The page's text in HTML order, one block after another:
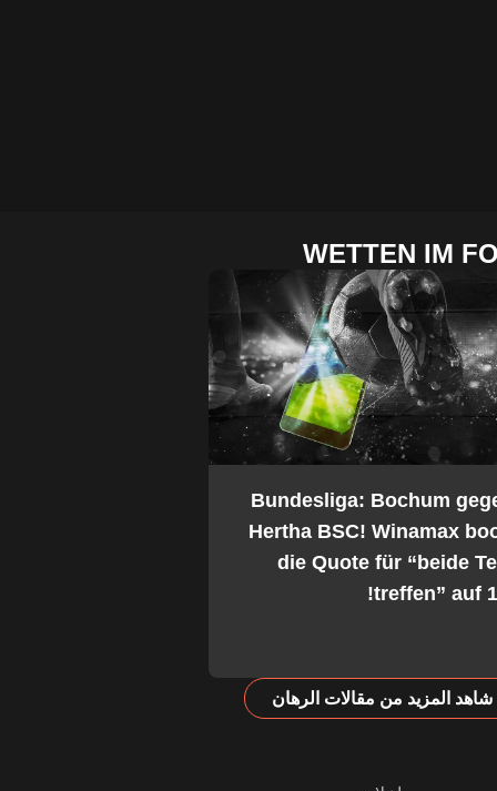
WETTEN IM
2. Bundesliga: Bochum
Hertha BSC! Winamax
die Quote für “beide
treffen” auf
شاهد المزيد من مقالات الرهان